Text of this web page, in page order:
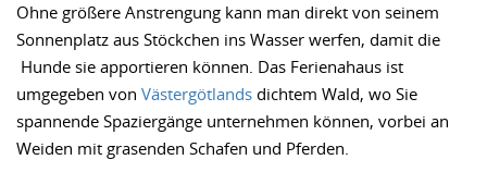
Ohne größere Anstrengung kann man direkt von seinem
Sonnenplatz aus Stöckchen ins Wasser werfen, damit die
Hunde sie apportieren können. Das Ferienahaus ist
umgegeben von Västergötlands dichtem Wald, wo Sie
spannende Spaziergänge unternehmen können, vorbei an
Weiden mit grasenden Schafen und Pferden.